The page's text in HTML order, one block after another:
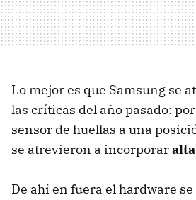
Lo mejor es que Samsung se
las críticas del año pasado:
sensor de huellas a una
se atrevieron a incorporar
De ahí en fuera el hardware